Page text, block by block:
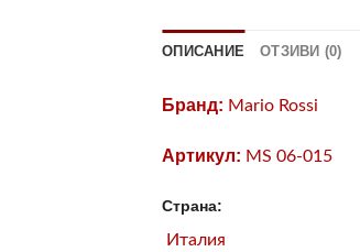
ОПИСАНИЕ ОТЗИВИ (0)
Бранд: Mario Rossi
Артикул: MS 06-015
Страна:
Италия